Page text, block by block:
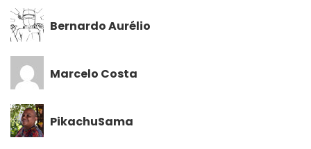
Bernardo Aurélio
Marcelo Costa
PikachuSama